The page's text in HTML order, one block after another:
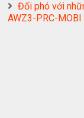
Đối phó với
AWZ3-PRC-MOBI